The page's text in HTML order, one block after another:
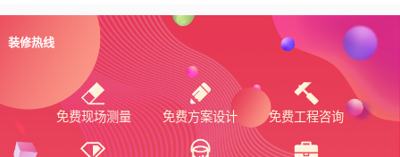
装修热线
免费现场测量 免费方案设计 免费工程咨询